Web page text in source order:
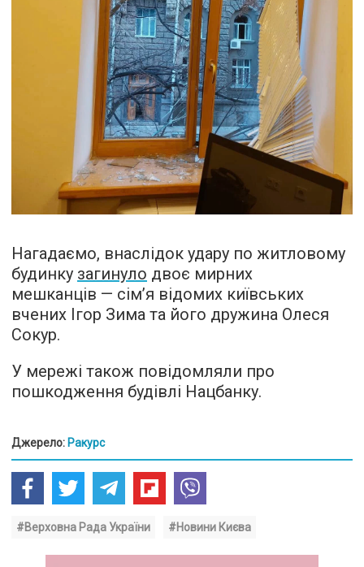
Нагадаємо, внаслідок удару по житловому
будинку загинуло двоє мирних
мешканців — сімʼя відомих київських
вчених Ігор Зима та його дружина Олеся
Сокур.
У мережі також повідомляли про
пошкодження будівлі Нацбанку.
Джерело: Ракурс
#Верховна Рада України #Новини Києва